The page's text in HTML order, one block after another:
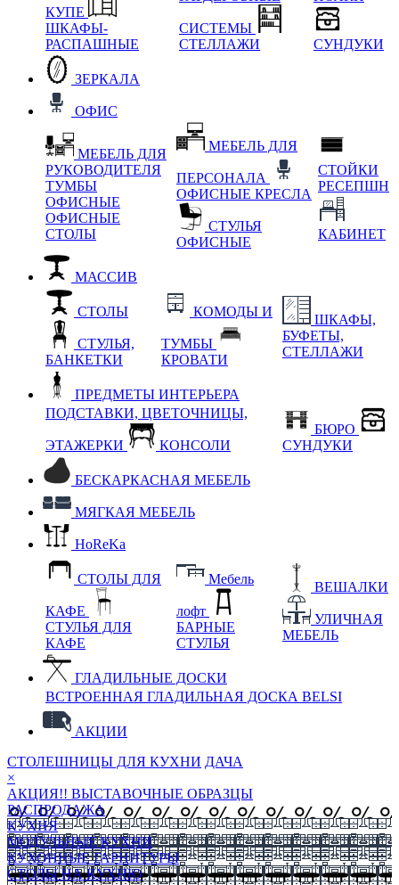
КУПЕ
ШКАФЫ-
РАСПАШНЫЕ
СИСТЕМЫ
СТЕЛЛАЖИ
СУНДУКИ
ЗЕРКАЛА
ОФИС
МЕБЕЛЬ ДЛЯ
РУКОВОДИТЕЛЯ
ТУМБЫ
ОФИСНЫЕ
ОФИСНЫЕ
СТОЛЫ
МЕБЕЛЬ ДЛЯ
ПЕРСОНАЛА
ОФИСНЫЕ КРЕСЛА
СТУЛЬЯ
ОФИСНЫЕ
СТОЙКИ
РЕСЕПШН
КАБИНЕТ
МАССИВ
СТОЛЫ
СТУЛЬЯ,
БАНКЕТКИ
КОМОДЫ И
ТУМБЫ
КРОВАТИ
ШКАФЫ,
БУФЕТЫ,
СТЕЛЛАЖИ
ПРЕДМЕТЫ ИНТЕРЬЕРА
ПОДСТАВКИ, ЦВЕТОЧНИЦЫ,
ЭТАЖЕРКИ КОНСОЛИ
БЮРО
СУНДУКИ
БЕСКАРКАСНАЯ МЕБЕЛЬ
МЯГКАЯ МЕБЕЛЬ
HoReKa
СТОЛЫ ДЛЯ
КАФЕ
СТУЛЬЯ ДЛЯ
КАФЕ
Мебель
лофт
БАРНЫЕ
СТУЛЬЯ
ВЕШАЛКИ
УЛИЧНАЯ
МЕБЕЛЬ
ГЛАДИЛЬНЫЕ ДОСКИ
ВСТРОЕННАЯ ГЛАДИЛЬНАЯ ДОСКА BELSI
АКЦИИ
СТОЛЕШНИЦЫ ДЛЯ КУХНИ ДАЧА
×
АКЦИЯ!! ВЫСТАВОЧНЫЕ ОБРАЗЦЫ
РАСПРОДАЖА
КУХНЯ
МОДУЛЬНЫЕ КУХНИ
КУХОННЫЕ ГАРНИТУРЫ
СТОЛЫ НА КУХНЮ